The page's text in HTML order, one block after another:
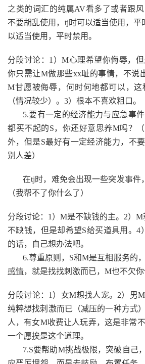
之类的词汇的纯属AV看多了或者跟风
不要胡乱使用，tj时可以适当使用，平
以适当使用，平时禁用。
分段讨论：1）M心理希望你侮辱，
你只需让M做那些xx耻的事情，不说
M甘愿被侮辱，何时何地都可以，这
（情况较少）。3）根本不喜欢粗口。
5.要有一定的经济能力与应急事
都买不起的S，你还好意思养M吗？
外，但是S最好有一定经济能力，不
别人差）
在tj时，难免会出现一些突发事件
（我帮不了你什么了）
分段讨论：1）M是不缺钱的主。2）
不缺钱，但是却希望S给买道具用。4
的话，自己想办法吧。
6.尊重原则，S和M是互相服务的
感情，就是找找刺激而已，M也不欠你
分段讨论：1）女M想找人宠。2）男
纯粹想找刺激而已（减压的一种方式
人，有女M收费让人玩弄，这是非常
一个愿挨是这个道理。
7.S要帮助M挑战极限，突破自己